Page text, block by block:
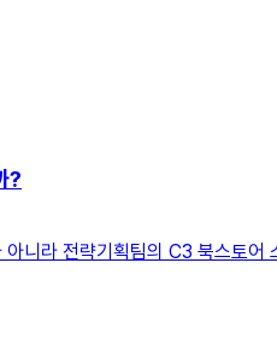
?
니라 전략기획팀의 C3 북스토